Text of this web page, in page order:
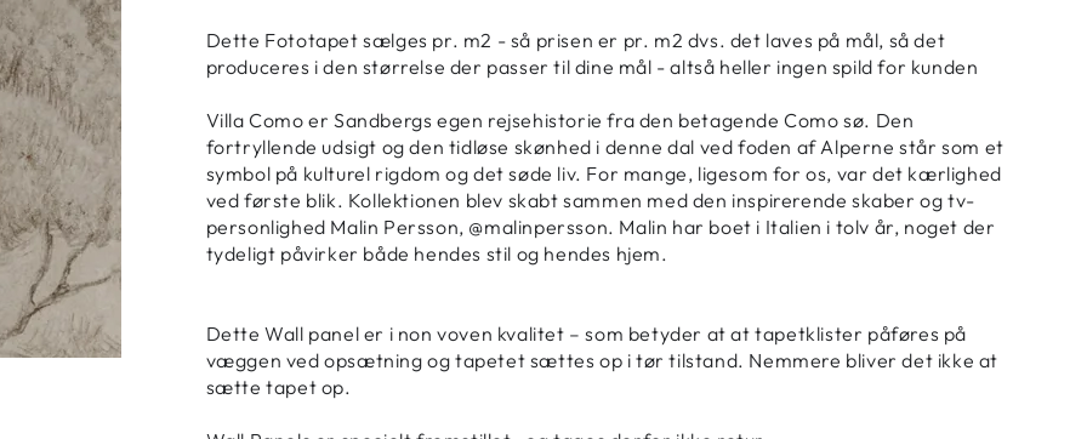
Dette Fototapet sælges pr. m2 - så prisen er pr. m2 dvs. det laves på mål, så det
produceres i den størrelse der passer til dine mål - altså heller ingen spild for kunden
Villa Como er Sandbergs egen rejsehistorie fra den betagende Como sø. Den
fortryllende udsigt og den tidløse skønhed i denne dal ved foden af Alperne står som et
symbol på kulturel rigdom og det søde liv. For mange, ligesom for os, var det kærlighed
ved første blik. Kollektionen blev skabt sammen med den inspirerende skaber og tv-
personlighed Malin Persson, @malinpersson. Malin har boet i Italien i tolv år, noget der
tydeligt påvirker både hendes stil og hendes hjem.
Dette Wall panel er i non voven kvalitet – som betyder at at tapetklister påføres på
væggen ved opsætning og tapetet sættes op i tør tilstand. Nemmere bliver det ikke at
sætte tapet op.